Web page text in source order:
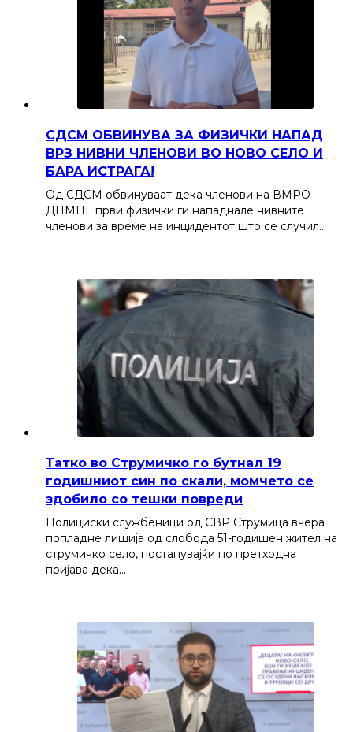
СДСМ ОБВИНУВА ЗА ФИЗИЧКИ НАПАД
ВРЗ НИВНИ ЧЛЕНОВИ ВО НОВО СЕЛО И
БАРА ИСТРАГА!
Од СДСМ обвинуваат дека членови на ВМРО-
ДПМНЕ први физички ги нападнале нивните
членови за време на инцидентот што се случил…
Татко во Струмичко го бутнал 19
годишниот син по скали, момчето се
здобило со тешки повреди
Полициски службеници од СВР Струмица вчера
попладне лишија од слобода 51-годишен жител на
струмичко село, постапувајќи по претходна
пријава дека…